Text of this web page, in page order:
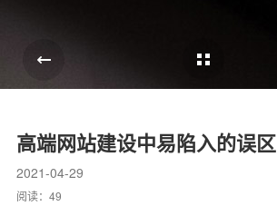
高端网站建设中易陷入的误区
2021-04-29
阅读： 49